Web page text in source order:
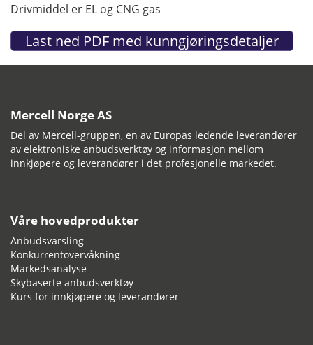
Drivmiddel er EL og CNG gas
Mercell Norge AS
Del av Mercell-gruppen, en av Europas ledende leverandører
av elektroniske anbudsverktøy og informasjon mellom
innkjøpere og leverandører i det profesjonelle markedet.
Våre hovedprodukter
Anbudsvarsling
Konkurrentovervåkning
Markedsanalyse
Skybaserte anbudsverktøy
Kurs for innkjøpere og leverandører